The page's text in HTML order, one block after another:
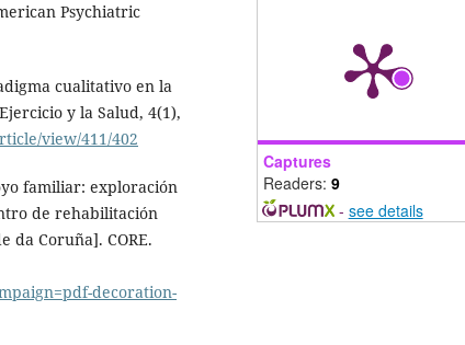
Psychiatric
cualitativo en la
y la Salud, 4(1),
view/411/402
familiar: exploración
de rehabilitación
da Coruña]. CORE.
decoration-
Captures
Readers: 9
- see details